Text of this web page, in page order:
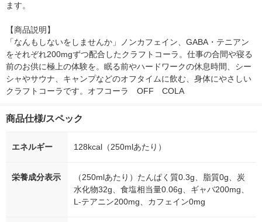
ます。
【商品説明】
「なんもしないをしませんか」ノンカフェイン、GABA・テニアン
をそれぞれ200mgずつ配合したクラフトコーラ。仕事の合間や寝る
前のお供に極上の体験を。眠る前やハードワークの休息時間、シー
シャやサウナ、キャンプなどのオフタイムに飲む、身体にやさしい
クラフトコーラです。オフコーラ　OFF　COLA
商品仕様/スペック
エネルギー 128kcal（250mlあたり）
栄養成分表示
（250mlあたり）たんぱく質0.3g、脂質0g、炭
水化物32g、食塩相当量0.06g、ギャバ200mg、
L-テアニン200mg、カフェイン0mg